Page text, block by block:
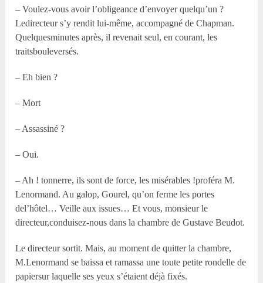
– Voulez-vous avoir l’obligeance d’envoyer quelqu’un ?
Ledirecteur s’y rendit lui-même, accompagné de Chapman.
Quelquesminutes après, il revenait seul, en courant, les
traitsbouleversés.
– Eh bien ?
– Mort
– Assassiné ?
– Oui.
– Ah ! tonnerre, ils sont de force, les misérables !proféra M.
Lenormand. Au galop, Gourel, qu’on ferme les portes
del’hôtel… Veille aux issues… Et vous, monsieur le
directeur,conduisez-nous dans la chambre de Gustave Beudot.
Le directeur sortit. Mais, au moment de quitter la chambre,
M.Lenormand se baissa et ramassa une toute petite rondelle de
papiersur laquelle ses yeux s’étaient déjà fixés.